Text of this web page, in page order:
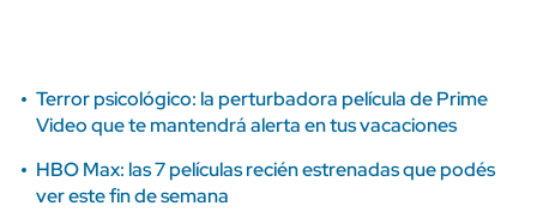
Terror psicológico: la perturbadora película de Prime
Video que te mantendrá alerta en tus vacaciones
HBO Max: las 7 películas recién estrenadas que podés
ver este fin de semana